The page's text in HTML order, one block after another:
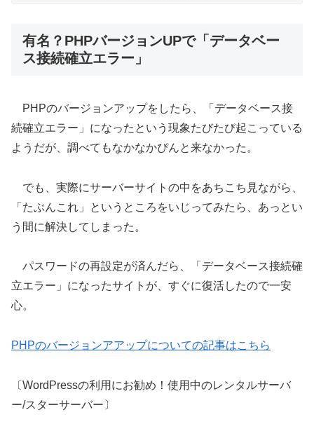
有名？PHPバージョンUPで「データベー
ス接続確立エラー」
PHPのバージョンアップをしたら、「データベース接
続確立エラー」になったという現象たびたび起こっている
ようだが、調べてもなかなかぴんと来なかった。
でも、実際にサーバーサイトの中をあちこち見ながら、
「たぶんこれ」というところをいじってみたら、あっとい
う間に解決してしまった。
パスワードの再設定が済んだら、「データベース接続確
立エラー」になったサイトが、すぐに復活したので一安
心。
PHPのバージョンアアップについての記事はこちら
〔WordPressの利用にお勧め！使用中のレンタルサーバ
ー/スターサーバー〕